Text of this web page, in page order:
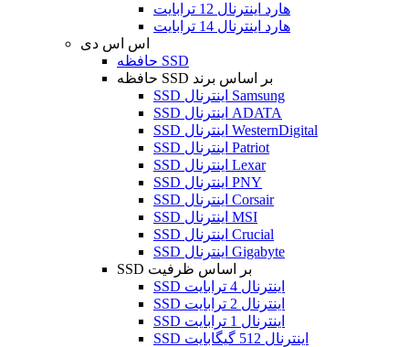
هارد اینترنال 12 ترابایت
هارد اینترنال 14 ترابایت
اس اس دی
حافظه SSD
حافظه SSD بر اساس برند
SSD اینترنال Samsung
SSD اینترنال ADATA
SSD اینترنال WesternDigital
SSD اینترنال Patriot
SSD اینترنال Lexar
SSD اینترنال PNY
SSD اینترنال Corsair
SSD اینترنال MSI
SSD اینترنال Crucial
SSD اینترنال Gigabyte
SSD بر اساس ظرفیت
SSD اینترنال 4 ترابایت
SSD اینترنال 2 ترابایت
SSD اینترنال 1 ترابایت
SSD اینترنال 512 گیگابایت